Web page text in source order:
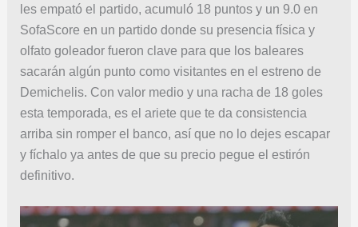
les empató el partido, acumuló 18 puntos y un 9.0 en
SofaScore en un partido donde su presencia física y
olfato goleador fueron clave para que los baleares
sacarán algún punto como visitantes en el estreno de
Demichelis. Con valor medio y una racha de 18 goles
esta temporada, es el ariete que te da consistencia
arriba sin romper el banco, así que no lo dejes escapar
y fíchalo ya antes de que su precio pegue el estirón
definitivo.